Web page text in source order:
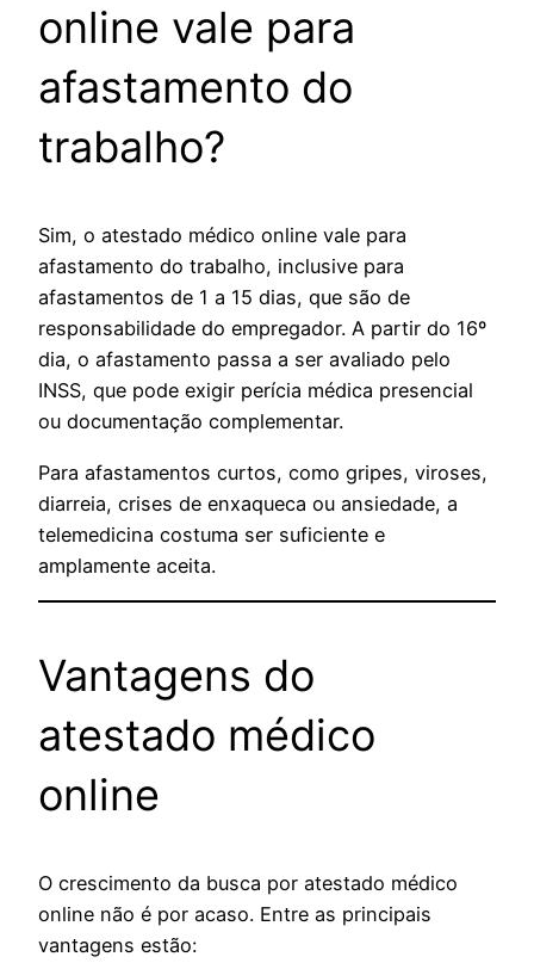
online vale para
afastamento do
trabalho?
Sim, o atestado médico online vale para
afastamento do trabalho, inclusive para
afastamentos de 1 a 15 dias, que são de
responsabilidade do empregador. A partir do 16º
dia, o afastamento passa a ser avaliado pelo
INSS, que pode exigir perícia médica presencial
ou documentação complementar.
Para afastamentos curtos, como gripes, viroses,
diarreia, crises de enxaqueca ou ansiedade, a
telemedicina costuma ser suficiente e
amplamente aceita.
Vantagens do
atestado médico
online
O crescimento da busca por atestado médico
online não é por acaso. Entre as principais
vantagens estão: